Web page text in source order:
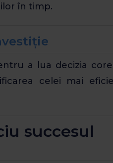
în timp.
a lua decizia
celei mai
succesul